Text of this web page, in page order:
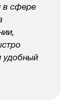
в сфере
удобный